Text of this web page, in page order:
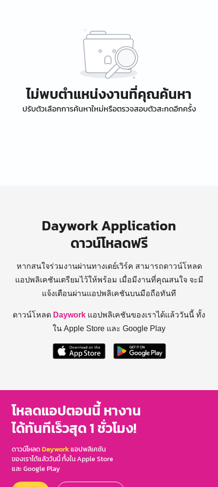
ไม่พบตำแหน่งงานที่คุณค้นหา
ปรับตัวเลือกการค้นหาใหม่หรือตรวจสอบตัวสะกดอีกครั้ง
Daywork Application
ดาวน์โหลดฟรี
หากสนใจร่วมงานผ่านทางเดย์เวิร์ค สามารถดาวน์โหลด
แอปพลิเคชันเตรียมไว้ให้พร้อม เมื่อมีงานที่คุณสนใจ จะมี
แจ้งเตือนผ่านแอปพลิเคชันบนมือถือทันที
ดาวน์โหลด Daywork แอปพลิเคชันของเราได้แล้ววันนี้ ทั้ง
ใน Apple Store และ Google Play
โหลดแอปตอนนี้ หางาน
ได้ทันทีเร็วสุด 1 ชั่วโมง!
ดาวน์โหลดDayworkแอปพลิเคชัน
ของเราได้แล้ววันนี้ ทั้งใน Apple Store
และ Google Play